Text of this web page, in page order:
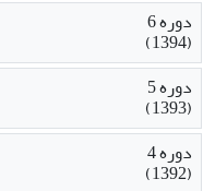
دوره 6
(1394)
دوره 5
(1393)
دوره 4
(1392)